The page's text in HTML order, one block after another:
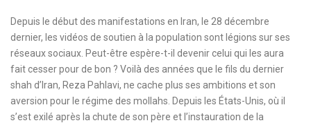
Depuis le début des manifestations en Iran, le 28 décembre
dernier, les vidéos de soutien à la population sont légions sur ses
réseaux sociaux. Peut-être espère-t-il devenir celui qui les aura
fait cesser pour de bon ? Voilà des années que le fils du dernier
shah d’Iran, Reza Pahlavi, ne cache plus ses ambitions et son
aversion pour le régime des mollahs. Depuis les États-Unis, où il
s’est exilé après la chute de son père et l’instauration de la